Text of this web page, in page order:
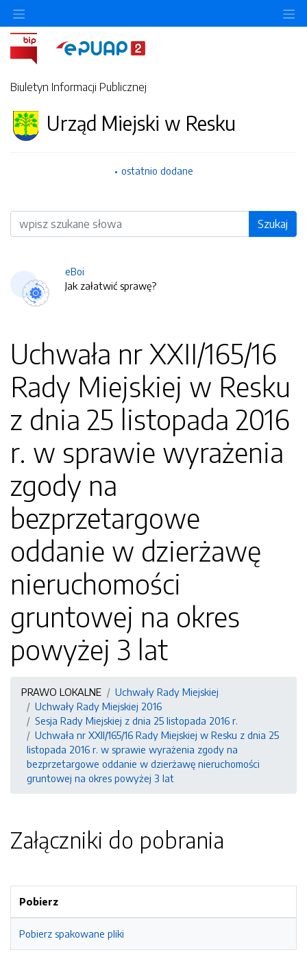
Biuletyn Informacji Publicznej
Urząd Miejski w Resku
ostatnio dodane
Wyszukiwarka Szukaj
eBoi
Jak załatwić sprawę?
Uchwała nr XXII/165/16
Rady Miejskiej w Resku
z dnia 25 listopada 2016
r. w sprawie wyrażenia
zgody na
bezprzetargowe
oddanie w dzierżawę
nieruchomości
gruntowej na okres
powyżej 3 lat
PRAWO LOKALNE
Uchwały Rady Miejskiej
Uchwały Rady Miejskiej 2016
Sesja Rady Miejskiej z dnia 25 listopada 2016 r.
Uchwała nr XXII/165/16 Rady Miejskiej w Resku z dnia 25
listopada 2016 r. w sprawie wyrażenia zgody na
bezprzetargowe oddanie w dzierżawę nieruchomości
gruntowej na okres powyżej 3 lat
Załączniki do pobrania
Pobierz
Pobierz spakowane pliki